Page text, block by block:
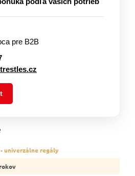
pre B2B
- univerzálne regály